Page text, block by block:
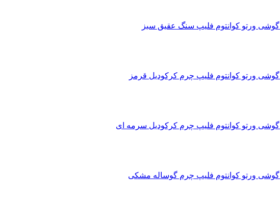
گوشی ورتو کوانتوم فلیپ سنگ عقیق سبز
گوشی ورتو کوانتوم فلیپ چرم‌ کرکودیل قرمز
گوشی ورتو کوانتوم فلیپ چرم کرکودیل سرمه ای
گوشی ورتو کوانتوم فلیپ چرم‌ گوساله مشکی